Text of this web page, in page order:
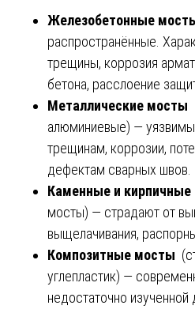
Железобетонные
распространённые.
трещины, коррозия
бетона, расслоение
Металлические мосты
алюминиевые) —
трещинам, коррозии,
дефектам сварных швов.
Каменные и кирпичные
мосты) — страдают от
выщелачивания,
Композитные мосты
углепластик) —
недостаточно